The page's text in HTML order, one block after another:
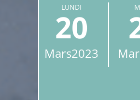
LUNDI
20
Mars2023